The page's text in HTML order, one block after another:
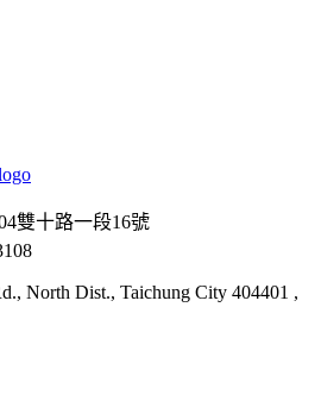
雙十路一段16號
North Dist., Taichung City 404401 ,